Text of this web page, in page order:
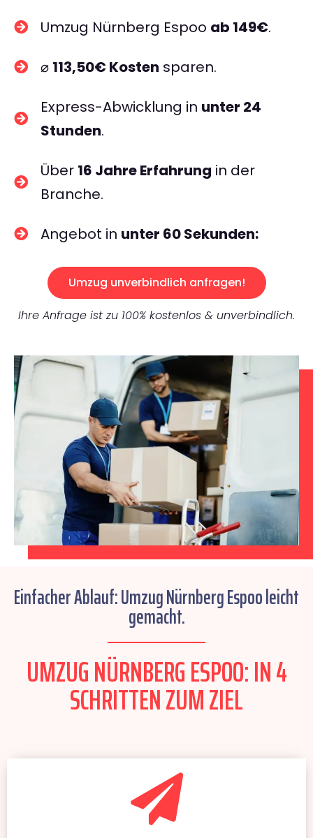
Umzug Nürnberg Espoo ab 149€.
⌀ 113,50€ Kosten sparen.
Express-Abwicklung in unter 24
Stunden.
Über 16 Jahre Erfahrung in der
Branche.
Angebot in unter 60 Sekunden:
Umzug unverbindlich anfragen!
Ihre Anfrage ist zu 100% kostenlos & unverbindlich.
Einfacher Ablauf: Umzug Nürnberg Espoo leicht
gemacht.
UMZUG NÜRNBERG ESPOO: IN 4
SCHRITTEN ZUM ZIEL